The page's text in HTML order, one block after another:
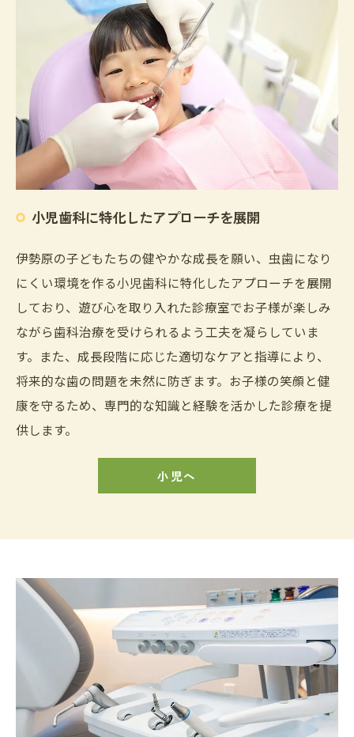
小児歯科に特化したアプローチを展開
伊勢原の子どもたちの健やかな成長を願い、虫歯になり
にくい環境を作る小児歯科に特化したアプローチを展開
しており、遊び心を取り入れた診療室でお子様が楽しみ
ながら歯科治療を受けられるよう工夫を凝らしていま
す。また、成長段階に応じた適切なケアと指導により、
将来的な歯の問題を未然に防ぎます。お子様の笑顔と健
康を守るため、専門的な知識と経験を活かした診療を提
供します。
小児へ